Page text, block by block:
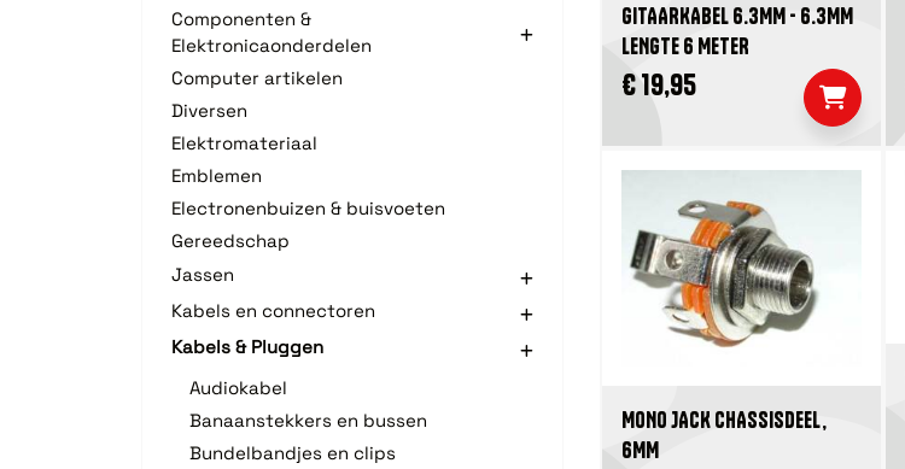
Componenten &
Elektronicaonderdelen
Computer artikelen
Diversen
Elektromateriaal
Emblemen
Electronenbuizen & buisvoeten
Gereedschap
Jassen
Kabels en connectoren
Kabels & Pluggen
Audiokabel
Banaanstekkers en bussen
Bundelbandjes en clips
GITAARKABEL 6.3MM - 6.3MM
LENGTE 6 METER
€ 19,95
MONO JACK CHASSISDEEL,
6MM